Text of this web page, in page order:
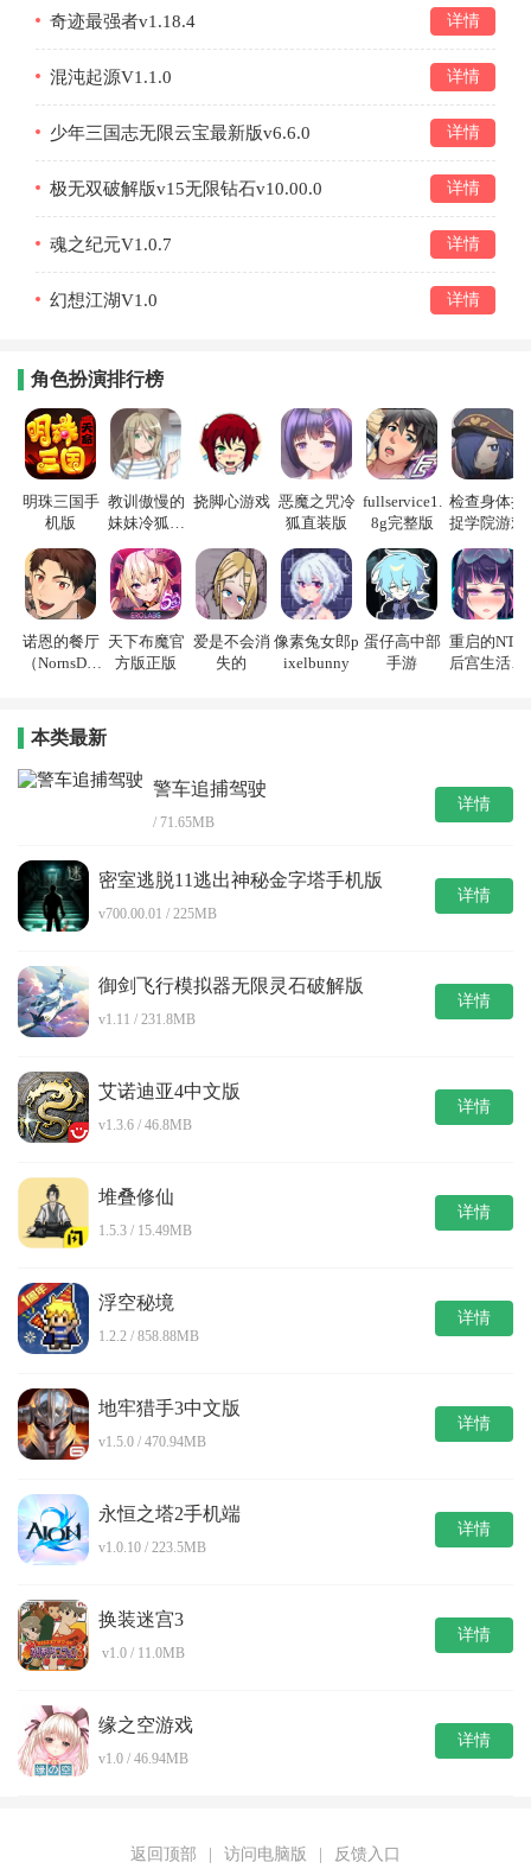
奇迹最强者v1.18.4 详情
混沌起源V1.1.0 详情
少年三国志无限云宝最新版v6.6.0 详情
极无双破解版v15无限钻石v10.00.0 详情
魂之纪元V1.0.7 详情
幻想江湖V1.0 详情
角色扮演排行榜
明珠三国手
机版
教训傲慢的
妹妹冷狐游
挠脚心游戏 恶魔之咒冷
狐直装版
fullservice1.
8g完整版
检查身体捕
捉学院游戏
诺恩的餐厅
（NornsDin
天下布魔官
方版正版
爱是不会消
失的
像素兔女郎p
ixelbunny
蛋仔高中部
手游
重启的NTR
后宫生活游
本类最新
警车追捕驾驶
/ 71.65MB
详情
密室逃脱11逃出神秘金字塔手机版
v700.00.01 / 225MB
详情
御剑飞行模拟器无限灵石破解版
v1.11 / 231.8MB
详情
艾诺迪亚4中文版
v1.3.6 / 46.8MB
详情
堆叠修仙
1.5.3 / 15.49MB
详情
浮空秘境
1.2.2 / 858.88MB
详情
地牢猎手3中文版
v1.5.0 / 470.94MB
详情
永恒之塔2手机端
v1.0.10 / 223.5MB
详情
换装迷宫3
v1.0 / 11.0MB
详情
缘之空游戏
v1.0 / 46.94MB
详情
返回顶部 访问电脑版 反馈入口